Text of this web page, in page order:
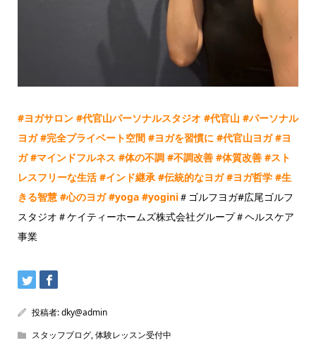
#ヨガサロン #代官山パーソナルスタジオ #代官山 #パーソナル
ヨガ #完全プライベート空間 #ヨガを習慣に #代官山ヨガ #ヨ
ガ #マインドフルネス #体の不調 #不調改善 #体質改善 #スト
レスフリーな生活 #インド継承 #伝統的なヨガ #ヨガ哲学 #生
きる智慧 #心のヨガ #yoga #yogini＃ゴルフヨガ#広尾ゴルフ
スタジオ＃ケイティーホームズ株式会社グループ＃ヘルスケア
事業
投稿者:dky@admin
スタッフブログ,体験レッスン受付中